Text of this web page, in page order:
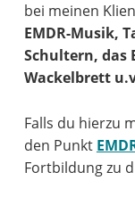
bei meinen
EMDR-Musik,
Schultern, das
Wackelbrett
Falls du hierzu
den Punkt
Fortbildung zu